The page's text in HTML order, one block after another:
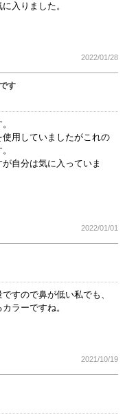
入りました。
2022/01/28
す
用していましたがこれの
自分は気に入っていま
2022/01/01
すので鼻が低い私でも、
ラーですね。
2021/10/19